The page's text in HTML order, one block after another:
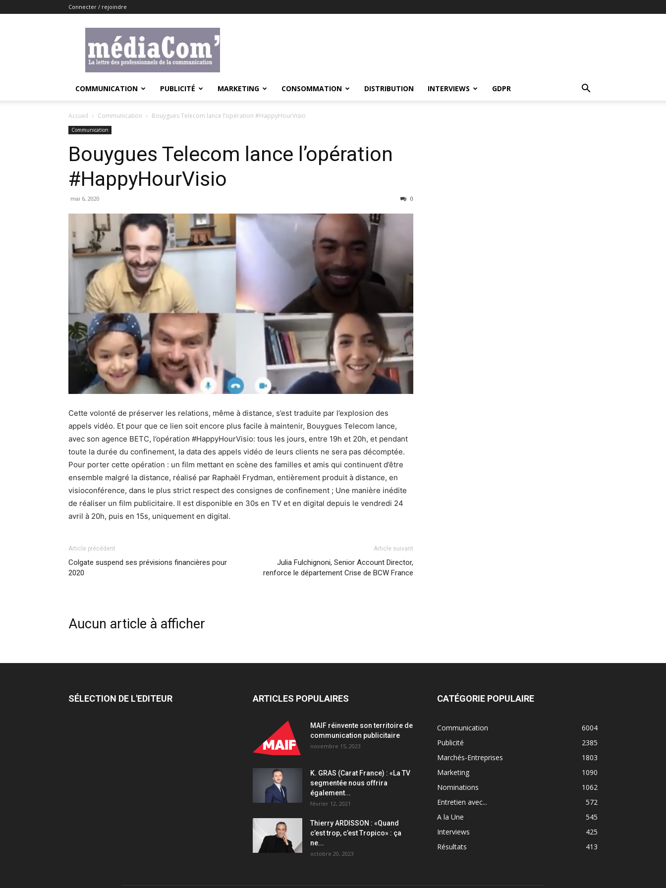
Connecter / rejoindre
COMMUNICATION PUBLICITÉ MARKETING CONSOMMATION DISTRIBUTION INTERVIEWS GDPR
Accueil Communication Bouygues Telecom lance l’opération #HappyHourVisio
Communication
Bouygues Telecom lance l’opération
#HappyHourVisio
mai 6, 2020 0
Cette volonté de préserver les relations, même à distance, s’est traduite par l’explosion des
appels vidéo. Et pour que ce lien soit encore plus facile à maintenir, Bouygues Telecom lance,
avec son agence BETC, l’opération #HappyHourVisio: tous les jours, entre 19h et 20h, et pendant
toute la durée du confinement, la data des appels vidéo de leurs clients ne sera pas décomptée.
Pour porter cette opération : un film mettant en scène des familles et amis qui continuent d’être
ensemble malgré la distance, réalisé par Raphaël Frydman, entièrement produit à distance, en
visioconférence, dans le plus strict respect des consignes de confinement ; Une manière inédite
de réaliser un film publicitaire. Il est disponible en 30s en TV et en digital depuis le vendredi 24
avril à 20h, puis en 15s, uniquement en digital.
Article précédent
Colgate suspend ses prévisions financières pour
2020
Article suivant
Julia Fulchignoni, Senior Account Director,
renforce le département Crise de BCW France
Aucun article à afficher
SÉLECTION DE L'EDITEUR ARTICLES POPULAIRES
MAIF réinvente son territoire de
communication publicitaire
novembre 15, 2023
K. GRAS (Carat France) : «La TV
segmentée nous offrira
également...
février 12, 2021
Thierry ARDISSON : «Quand
c’est trop, c’est Tropico» : ça
ne...
octobre 20, 2023
CATÉGORIE POPULAIRE
Communication
6004
Publicité
2385
Marchés-Entreprises
1803
Marketing
1090
Nominations
1062
Entretien avec...
572
A la Une
545
Interviews
425
Résultats
413